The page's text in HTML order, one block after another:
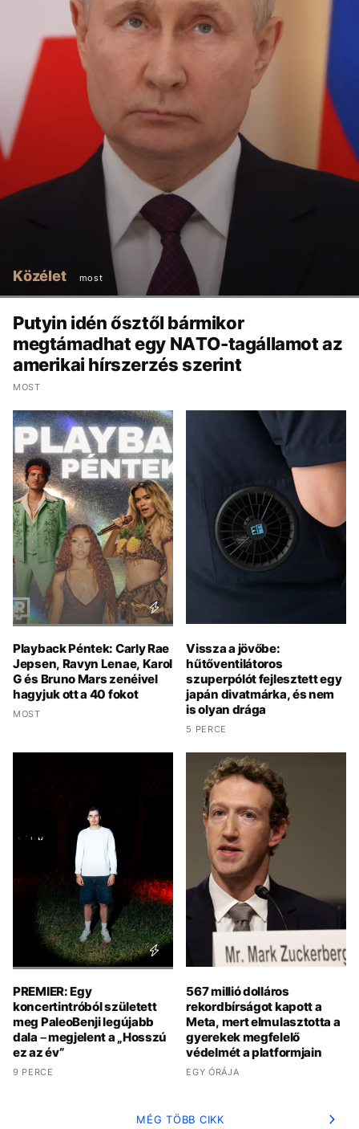
Közélet most
Putyin idén ősztől bármikor
megtámadhat egy NATO-tagállamot az
amerikai hírszerzés szerint
MOST
Playback Péntek: Carly Rae
Jepsen, Ravyn Lenae, Karol
G és Bruno Mars zenéivel
hagyjuk ott a 40 fokot
MOST
Vissza a jövőbe:
hűtőventilátoros
szuperpólót fejlesztett egy
japán divatmárka, és nem
is olyan drága
5 PERCE
PREMIER: Egy
koncertintróból született
meg PaleoBenji legújabb
dala – megjelent a „Hosszú
ez az év”
9 PERCE
567 millió dolláros
rekordbírságot kapott a
Meta, mert elmulasztotta a
gyerekek megfelelő
védelmét a platformjain
EGY ÓRÁJA
MÉG TÖBB CIKK